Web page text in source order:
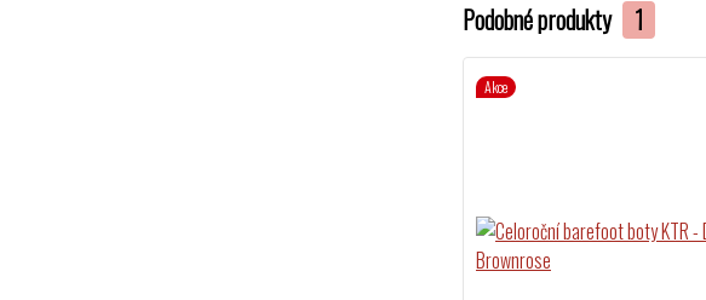
Podobné produkty 1
Akce